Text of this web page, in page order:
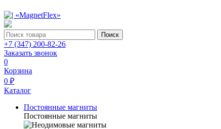
Поиск
+7 (347) 200-82-26
Заказать звонок
0
Корзина
0 ₽
Каталог
Постоянные магниты
Постоянные магниты